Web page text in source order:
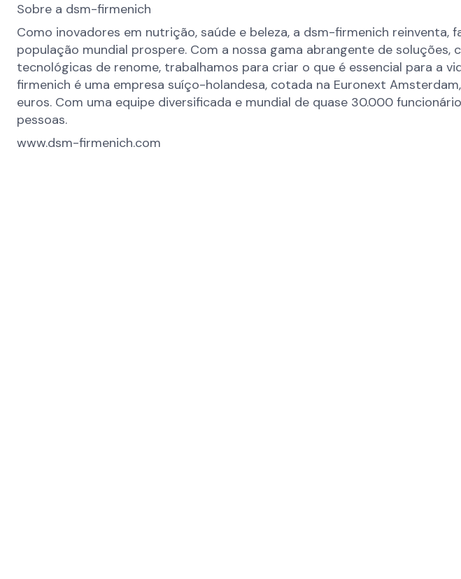
Sobre a dsm-firmenich
Como inovadores em nutrição, saúde e beleza, a dsm-firmenich
população mundial prospere. Com a nossa gama abrangente de
tecnológicas de renome, trabalhamos para criar o que é essencial para a
firmenich é uma empresa suíço-holandesa, cotada na Euronext
euros. Com uma equipe diversificada e mundial de quase 30.000
pessoas.
www.dsm-firmenich.com